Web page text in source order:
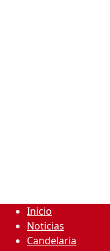
Inicio
Noticias
Candelaria